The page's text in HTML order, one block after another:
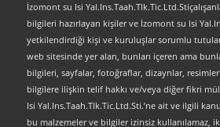
İzomont su Isi
bilgileri hazırlayan kişiler ve İzomont su Isi
yetkilendirdiği kişi ve kuruluşlar sorumlu
web sitesinde yer alan, bunları içeren ama
bilgileri, sayfalar, fotoğraflar, dizaynlar,
bilgilere ilişkin telif hakkı ve/veya diğer fikri
Isi Yal.Ins.Taah.Tlk.Tic.Ltd.Sti.’ne ait ve ilgili
bu malzemeler ve bilgiler izinsiz kullanılamaz,